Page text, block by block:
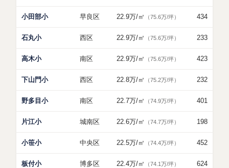
小田部小 早良区 22.9万/㎡ （75.6万/坪） 434
石丸小 西区 22.9万/㎡ （75.6万/坪） 233
高木小 南区 22.9万/㎡ （75.6万/坪） 423
下山門小 西区 22.8万/㎡ （75.2万/坪） 232
野多目小 南区 22.7万/㎡ （74.9万/坪） 401
片江小 城南区 22.6万/㎡ （74.7万/坪） 198
小笹小 中央区 22.5万/㎡ （74.4万/坪） 452
板付小 博多区 22.4万/㎡ （74.1万/坪） 624